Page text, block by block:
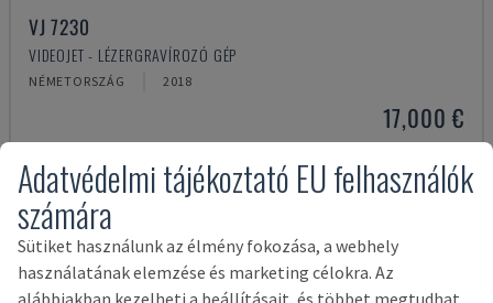
VJ 7230
VIDEOJET - LÉZERGRAVÍROZÓ GÉP
NÉMETORSZÁG 2018
17,000 €
Adatvédelmi tájékoztató EU felhasználók
számára
Sütiket használunk az élmény fokozása, a webhely
használatának elemzése és marketing célokra. Az
alábbiakban kezelheti a beállításait, és többet megtudhat